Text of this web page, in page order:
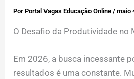
PorPortal Vagas Educação Online/maio
O Desafio da Produtividade no
Em 2026, a busca incessante
resultados é uma constante.